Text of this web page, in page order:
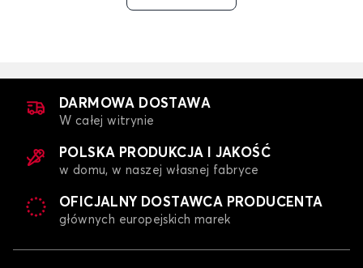
3
DARMOWA DOSTAWA
W całej witrynie
POLSKA PRODUKCJA I JAKOŚĆ
w domu, w naszej własnej fabryce
OFICJALNY DOSTAWCA PRODUCENTA
głównych europejskich marek